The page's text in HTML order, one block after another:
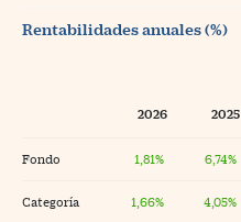
Rentabilidades anuales (%)
2026 2025
Fondo 1,81% 6,74%
Categoría 1,66% 4,05%